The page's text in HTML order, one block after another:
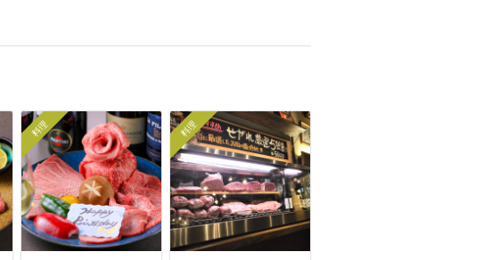
料理 料理